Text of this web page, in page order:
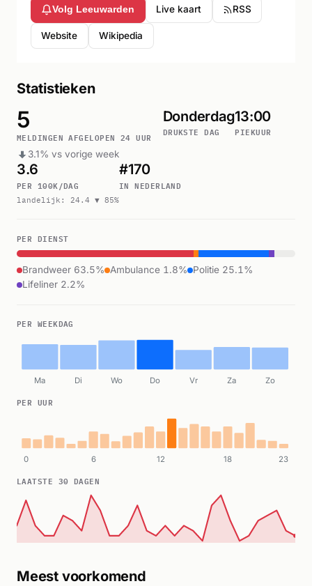
Volg Leeuwarden Live kaart RSS
Website Wikipedia
Statistieken
5
MELDINGEN AFGELOPEN 24 UUR
3.1% vs vorige week
Donderdag
DRUKSTE DAG
13:00
PIEKUUR
3.6
PER 100K/DAG
landelijk: 24.4 ▼ 85%
#170
IN NEDERLAND
PER DIENST
Brandweer 63.5% Ambulance 1.8%
Politie 25.1%
Lifeliner 2.2%
PER WEEKDAG
Ma Di Wo Do Vr Za Zo
PER UUR
0 6 12 18 23
LAATSTE 30 DAGEN
Meest voorkomend